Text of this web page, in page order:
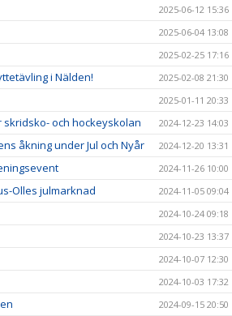
2025-06-12 15:36
2025-06-04 13:08
2025-02-25 17:16
i Nälden! 2025-02-08 21:30
2025-01-11 20:33
och hockeyskolan 2024-12-23 14:03
åkning under Jul och Nyår 2024-12-20 13:31
2024-11-26 10:00
Olles julmarknad 2024-11-05 09:04
2024-10-24 09:18
2024-10-23 13:37
2024-10-07 12:30
2024-10-03 17:32
2024-09-15 20:50